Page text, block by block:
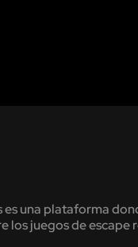
es una plataforma
los juegos de escape